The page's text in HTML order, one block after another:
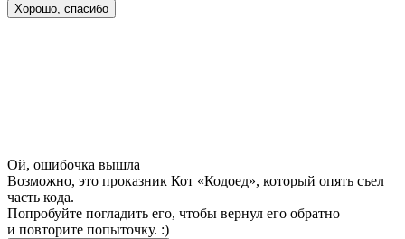
Хорошо, спасибо
Ой, ошибочка вышла
Возможно, это проказник Кот «Кодоед», который опять съел
часть кода.
Попробуйте погладить его, чтобы вернул его обратно
и повторите попыточку. :)